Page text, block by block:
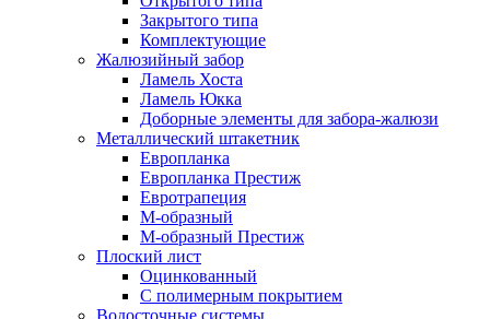
Закрытого типа
Комплектующие
Жалюзийный забор
Ламель Хоста
Ламель Юкка
Доборные элементы для забора-жалюзи
Металлический штакетник
Европланка
Европланка Престиж
Евротрапеция
М-образный
М-образный Престиж
Плоский лист
Оцинкованный
С полимерным покрытием
Водосточные системы